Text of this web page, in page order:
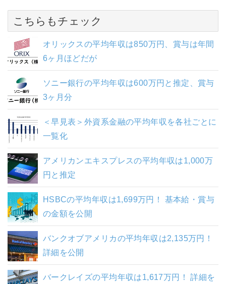
こちらもチェック
オリックスの平均年収は850万円、賞与は年間
6ヶ月ほどだが
ソニー銀行の平均年収は600万円と推定、賞与
3ヶ月分
＜早見表＞外資系金融の平均年収を各社ごとに
一覧化
アメリカンエキスプレスの平均年収は1,000万
円と推定
HSBCの平均年収は1,699万円！ 基本給・賞与
の金額を公開
バンクオブアメリカの平均年収は2,135万円！
詳細を公開
バークレイズの平均年収は1,617万円！ 詳細を